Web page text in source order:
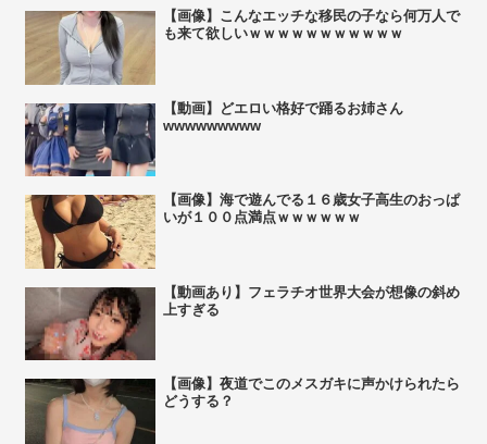
【画像】こんなエッチな移民の子なら何万人で
も来て欲しいｗｗｗｗｗｗｗｗｗｗｗ
【動画】どエロい格好で踊るお姉さん
wwwwwwwww
【画像】海で遊んでる１６歳女子高生のおっぱ
いが１００点満点ｗｗｗｗｗｗ
【動画あり】フェラチオ世界大会が想像の斜め
上すぎる
【画像】夜道でこのメスガキに声かけられたら
どうする？